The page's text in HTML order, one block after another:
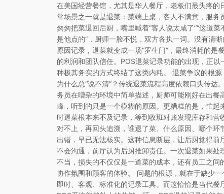
在美国经营餐馆，尤其是华人餐厅，老板们最头疼的
常场景之一就是退菜：菜端上桌，客人不满意，服务
匆匆把菜退回后厨，嘴里喊着“客人说太咸了”“这道菜
是他点的”，厨师一脸不悦，双方各执一词。没有清晰
原因记录，退菜就变成一场“罗生门”，最终消耗的是
的利润和团队信任。POS退菜记录功能的出现，正以
种极其务实的方式终结了这类内耗。 退菜争议的根源
为什么总“说不清”？传统退菜流程高度依赖口头传达
务员在嘈杂的环境中简单描述，厨师可能刚好在出餐
峰，听到的只是一个模糊的原因。更糟糕的是，忙起
时退菜根本来不及记录，等到收班对账发现库存和营
对不上，再回头追溯，谁退了菜、什么原因、哪个环
出错，早已无法核实。这种信息断层，让后厨觉得前
不会沟通，前厅认为后厨推卸责任。一次退菜如果处
不当，损失的不仅仅是一道菜的成本，还有员工之间
协作氛围和顾客的体验。 问题的根源，就在于缺少一
即时、客观、标准化的记录工具。而这恰恰是当代餐